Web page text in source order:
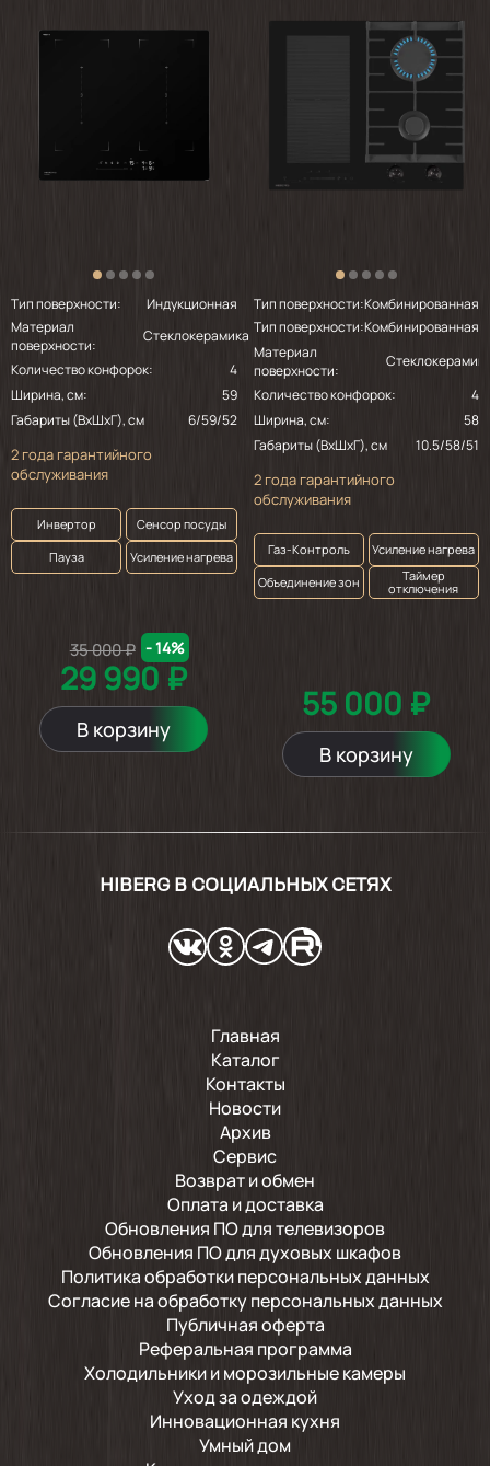
Хорошая плита, но плохо работает сенсор
2024-09-14
2024-08-15
Красивая, удобная и надеюсь надёжная
2024-07-06
Жена довольна
2024-05-28
Всё довольно хорошо упаковано. Товар
целый. Очень красивая панель. В розетку
включили, автоподжиг срабатывает
отлично. К газу не подключали, поэтому не
знаем как будет гореть. Смотрится очень
круто. В комплекте ручки управления под
ретро стиль есть + всё для установки.
2024-05-16
Показать ещё
Тип поверхности:
Индукционная
Материал
поверхности:
Стеклокерамика
Количество конфорок:
4
Ширина, см:
59
Габариты (ВхШхГ), см
6/59/52
2 года гарантийного
обслуживания
Инвертор
Сенсор посуды
Пауза
Усиление нагрева
29 990 ₽
35 000 ₽ - 14%
В корзину
Тип поверхности:Комбинированная
Тип поверхности:Комбинированная
Материал
поверхности:
Количество конфорок:
4
Ширина, см:
58
Габариты (ВхШхГ), см
10.5/58/51
2 года гарантийного
обслуживания
Газ-Контроль
Усиление нагрева
Объединение зон
Таймер
отключения
55 000 ₽
В корзину
HIBERG В СОЦИАЛЬНЫХ СЕТЯХ
Главная
Каталог
Контакты
Новости
Архив
Сервис
Возврат и обмен
Оплата и доставка
Обновления ПО для телевизоров
Обновления ПО для духовых шкафов
Политика обработки персональных данных
Согласие на обработку персональных данных
Публичная оферта
Реферальная программа
Холодильники и морозильные камеры
Уход за одеждой
Инновационная кухня
Умный дом